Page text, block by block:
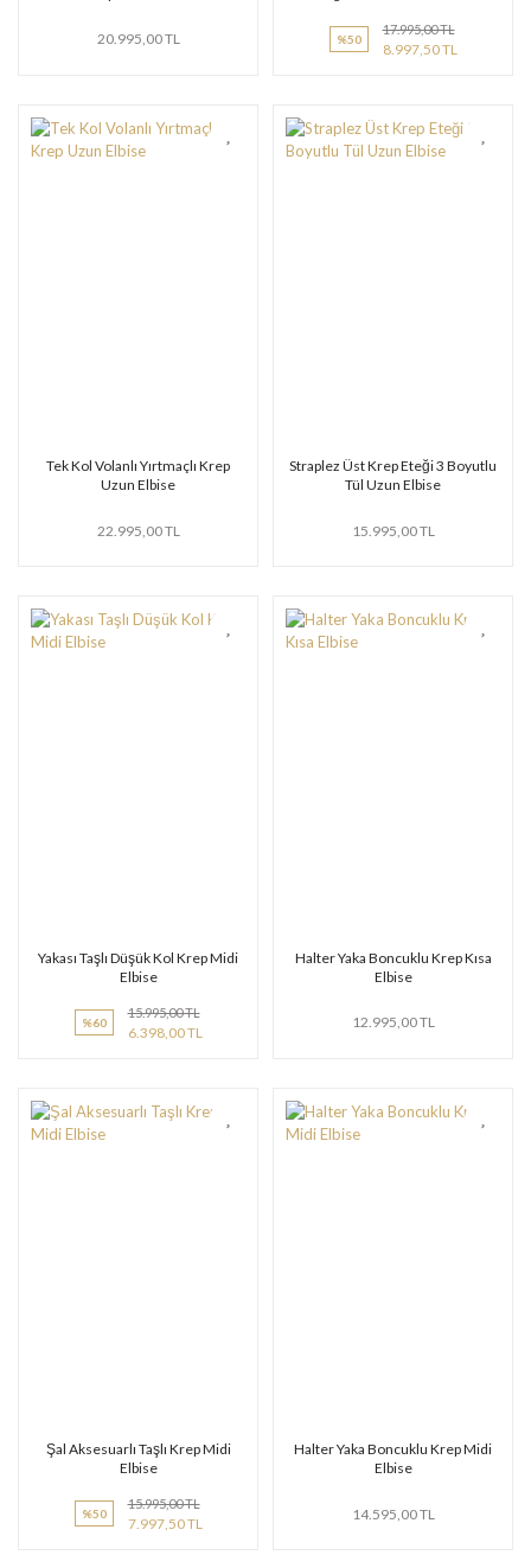
20.995,00 TL %50
17.995,00 TL
8.997,50 TL
Tek Kol Volanlı Yırtmaçlı Krep
Uzun Elbise
22.995,00 TL
Straplez Üst Krep Eteği 3 Boyutlu
Tül Uzun Elbise
15.995,00 TL
Yakası Taşlı Düşük Kol Krep Midi
Elbise
%60
15.995,00 TL
6.398,00 TL
Halter Yaka Boncuklu Krep Kısa
Elbise
12.995,00 TL
Şal Aksesuarlı Taşlı Krep Midi
Elbise
%50
15.995,00 TL
7.997,50 TL
Halter Yaka Boncuklu Krep Midi
Elbise
14.595,00 TL